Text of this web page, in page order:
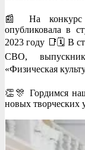
📰 На конкурс
опубликовала в
2023 году 📑🗓️ В
СВО,
«Физическая
👏🎊 Гордимся
новых творческих